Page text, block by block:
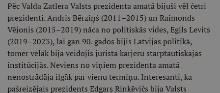
Pēc Valda Zatlera Valsts prezidenta amatā bijuši vēl četri
prezidenti. Andris Bērziņš (2011–2015) un Raimonds
Vējonis (2015–2019) nāca no politiskās vides, Egils Levits
(2019–2023), lai gan 90. gados bijis Latvijas politikā,
tomēr vēlāk bija veidojis jurista karjeru starptautiskajās
institūcijās. Neviens no viņiem prezidenta amatā
nenostrādāja ilgāk par vienu termiņu. Interesanti, ka
pašreizējais prezidents Edgars Rinkēvičs bija Valsts